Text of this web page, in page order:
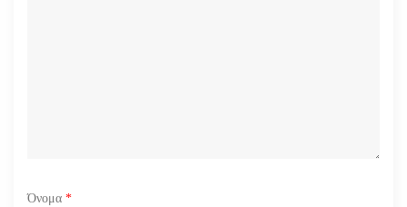
Όνομα *